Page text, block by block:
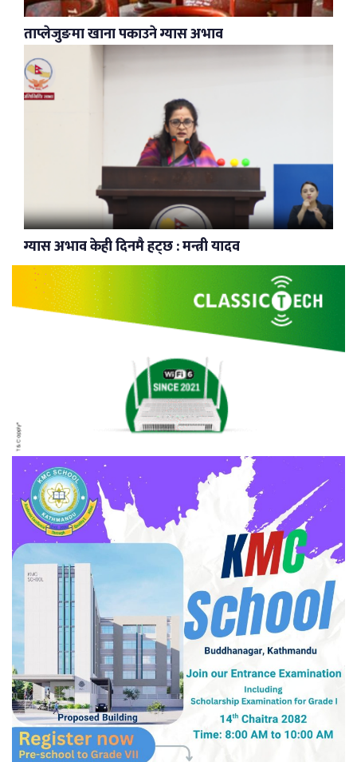
ताप्लेजुङमा खाना पकाउने ग्यास अभाव
ग्यास अभाव केही दिनमै हट्छ : मन्त्री यादव